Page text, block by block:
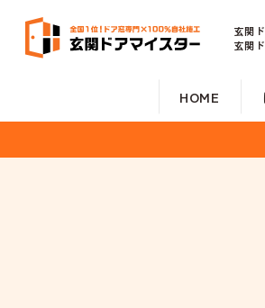
玄関
玄関
HOME